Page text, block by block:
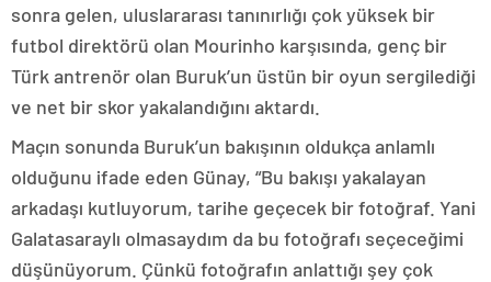
sonra gelen, uluslararası tanınırlığı çok yüksek bir
futbol direktörü olan Mourinho karşısında, genç bir
Türk antrenör olan Buruk’un üstün bir oyun sergilediği
ve net bir skor yakalandığını aktardı.
Maçın sonunda Buruk’un bakışının oldukça anlamlı
olduğunu ifade eden Günay, “Bu bakışı yakalayan
arkadaşı kutluyorum, tarihe geçecek bir fotoğraf. Yani
Galatasaraylı olmasaydım da bu fotoğrafı seçeceğimi
düşünüyorum. Çünkü fotoğrafın anlattığı şey çok